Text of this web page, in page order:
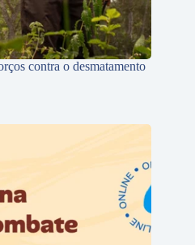
contra o desmatamento